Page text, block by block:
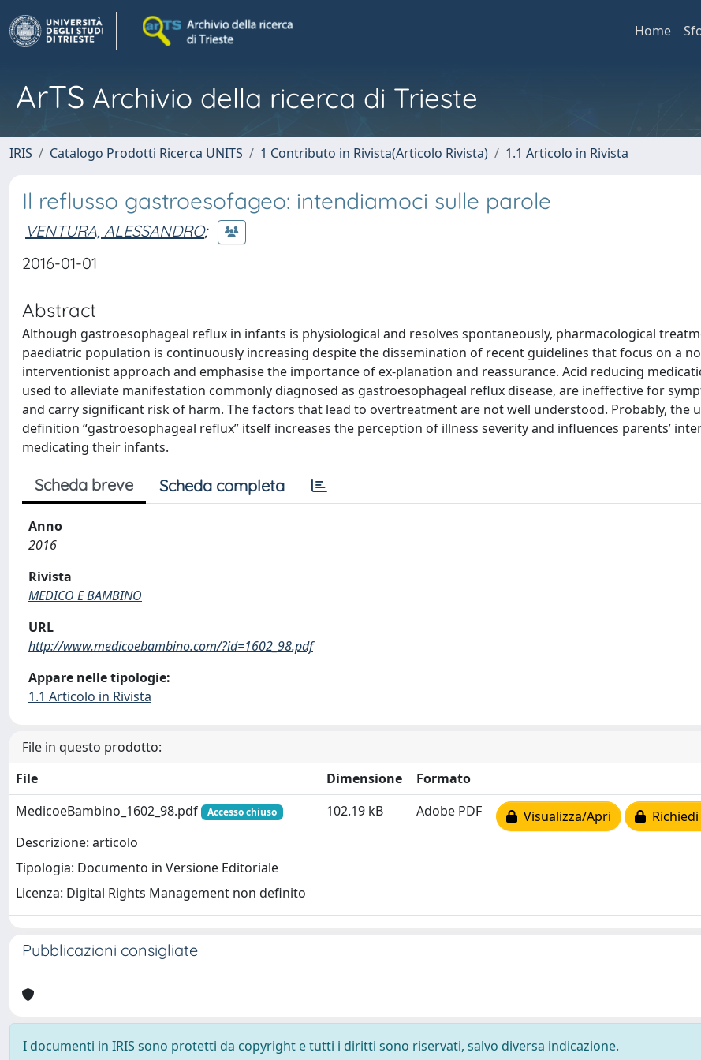
Home
ArTS Archivio della ricerca di Trieste
IRIS Catalogo Prodotti Ricerca UNITS 1 Contributo in Rivista(Articolo Rivista) 1.1 Articolo in Rivista
Il reflusso gastroesofageo: intendiamoci sulle parole
VENTURA, ALESSANDRO;
2016-01-01
Abstract
Although gastroesophageal reflux in infants is physiological and resolves spontaneously, pharmacological
paediatric population is continuously increasing despite the dissemination of recent guidelines that focus on a
interventionist approach and emphasise the importance of ex-planation and reassurance. Acid reducing
used to alleviate manifestation commonly diagnosed as gastroesophageal reflux disease, are ineffective for
and carry significant risk of harm. The factors that lead to overtreatment are not well understood. Probably, the
definition “gastroesophageal reflux” itself increases the perception of illness severity and influences parents’
medicating their infants.
Scheda breve Scheda completa
Anno
2016
Rivista
MEDICO E BAMBINO
URL
http://www.medicoebambino.com/?id=1602_98.pdf
Appare nelle tipologie:
1.1 Articolo in Rivista
File in questo prodotto:
File
Dimensione
Formato
MedicoeBambino_1602_98.pdf
Accesso chiuso
Descrizione: articolo
Tipologia: Documento in Versione Editoriale
Licenza: Digital Rights Management non definito
102.19 kB Adobe PDF Visualizza/Apri
Pubblicazioni consigliate
I documenti in IRIS sono protetti da copyright e tutti i diritti sono riservati, salvo diversa indicazione.